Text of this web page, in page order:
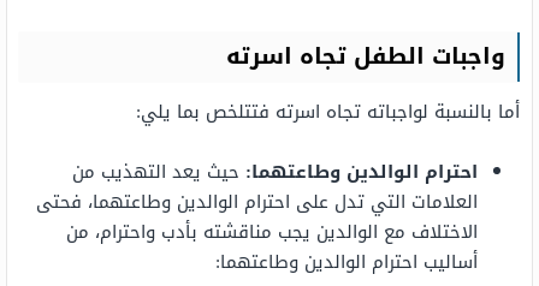
واجبات الطفل تجاه اسرته
أما بالنسبة لواجباته تجاه اسرته فتتلخص بما يلي:
احترام الوالدين وطاعتهما: حيث يعد التهذيب من
العلامات التي تدل على احترام الوالدين وطاعتهما، فحتى
الاختلاف مع الوالدين يجب مناقشته بأدب واحترام، من
أساليب احترام الوالدين وطاعتهما: